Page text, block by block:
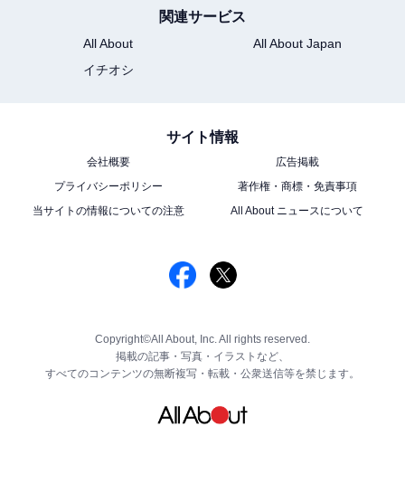
関連サービス
All About
All About Japan
イチオシ
サイト情報
会社概要
広告掲載
プライバシーポリシー
著作権・商標・免責事項
当サイトの情報についての注意
All About ニュースについて
Copyright©All About, Inc. All rights reserved.
掲載の記事・写真・イラストなど、
すべてのコンテンツの無断複写・転載・公衆送信等を禁じます。